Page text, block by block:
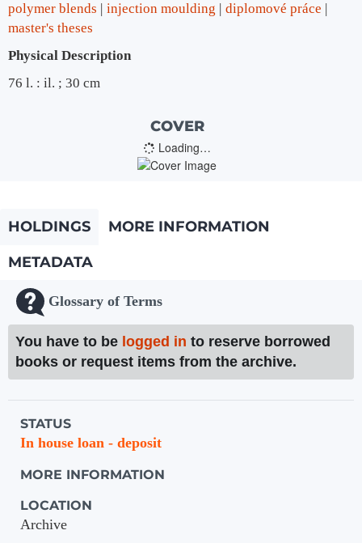
polymer blends
injection moulding
diplomové práce
master's theses
Physical Description
76 l. : il. ; 30 cm
COVER
Loading…
HOLDINGS
MORE INFORMATION
METADATA
Glossary of Terms
You have to be logged in to reserve borrowed
books or request items from the archive.
Holdings details from Knihovna UTB
STATUS
In house loan - deposit
MORE INFORMATION
LOCATION
Archive